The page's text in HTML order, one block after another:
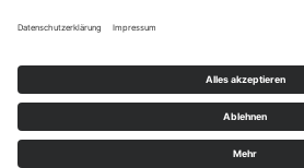
Impressum Datenschutz